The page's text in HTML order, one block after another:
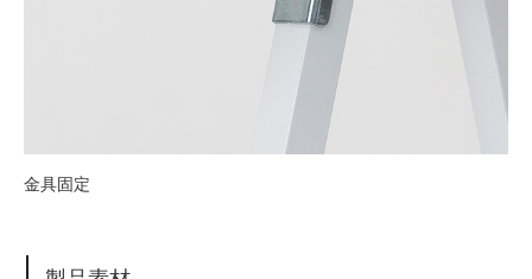
金具固定